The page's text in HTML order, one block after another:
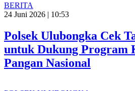
BERITA
24 Juni 2026 | 10:53
Polsek Ulubongka Cek
untuk Dukung Program
Pangan Nasional